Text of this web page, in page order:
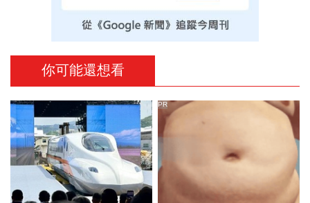
你可能還想看
PR